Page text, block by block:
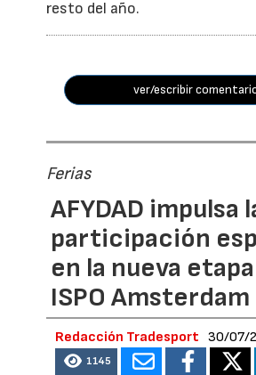
resto del año.
ver/escribir
Ferias
AFYDAD impulsa
participación
en la nueva
ISPO
Redacción Tradesport 30/07/
1145